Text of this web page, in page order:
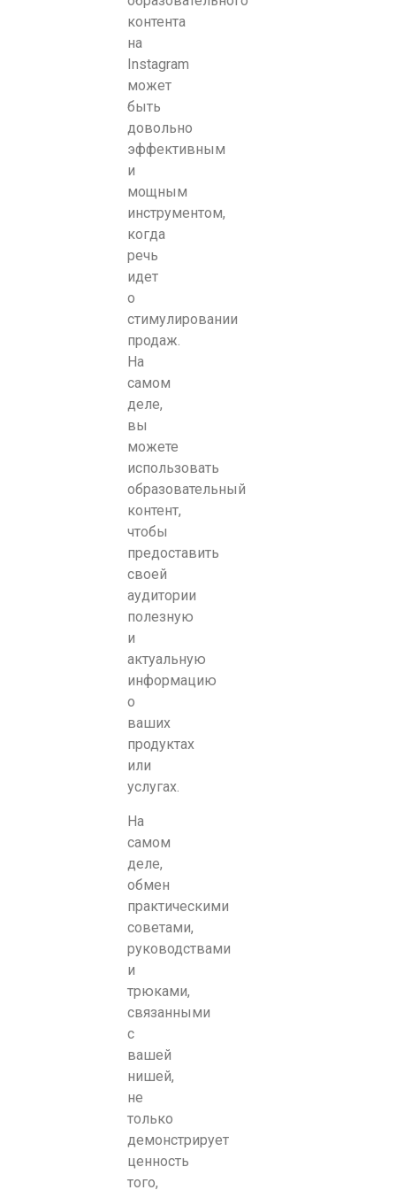
контента
на
Instagram
может
быть
довольно
эффективным
и
мощным
инструментом,
когда
речь
идет
о
стимулировании
продаж.
На
самом
деле,
вы
можете
использовать
образовательный
контент,
чтобы
предоставить
своей
аудитории
полезную
и
актуальную
информацию
о
ваших
продуктах
или
услугах.
На
самом
деле,
обмен
практическими
советами,
руководствами
и
трюками,
связанными
с
вашей
нишей,
не
только
демонстрирует
ценность
того,